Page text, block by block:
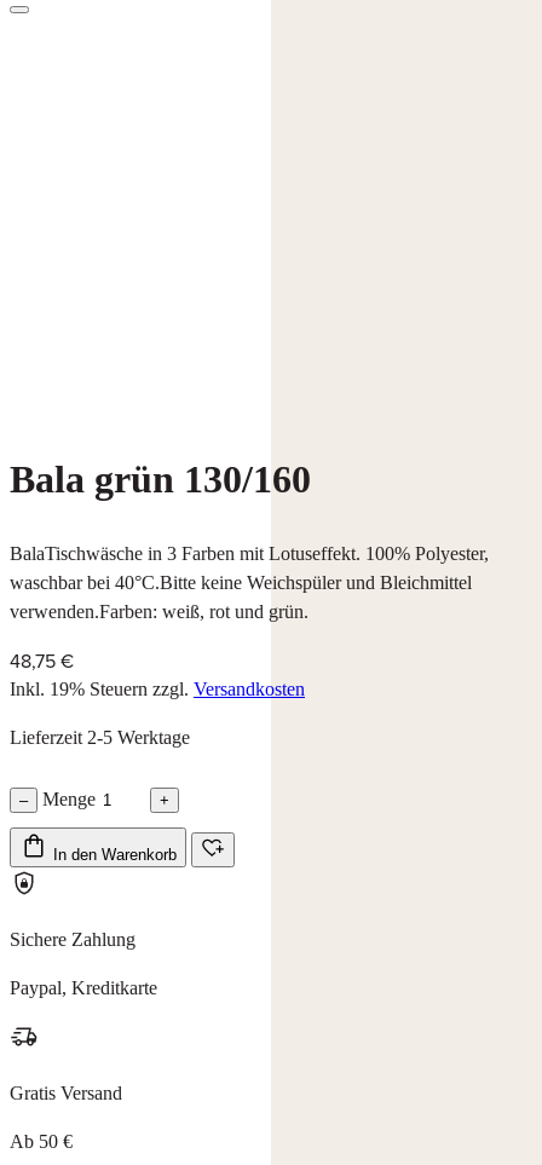
Bala grün 130/160
BalaTischwäsche in 3 Farben mit Lotuseffekt. 100% Polyester,
waschbar bei 40°C.Bitte keine Weichspüler und Bleichmittel
verwenden.Farben: weiß, rot und grün.
48,75 €
Inkl. 19% Steuern zzgl. Versandkosten
Lieferzeit 2-5 Werktage
– Menge +
In den Warenkorb
Sichere Zahlung
Paypal, Kreditkarte
Gratis Versand
Ab 50 €